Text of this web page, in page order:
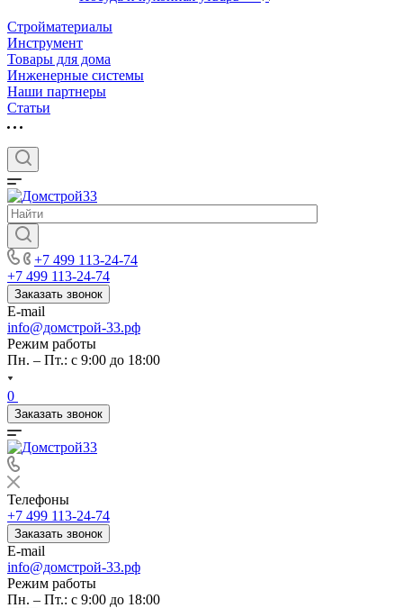
Стройматериалы
Инструмент
Товары для дома
Инженерные системы
Наши партнеры
Статьи
+7 499 113-24-74
+7 499 113-24-74
Заказать звонок
E-mail
info@домстрой-33.рф
Режим работы
Пн. – Пт.: с 9:00 до 18:00
0
Заказать звонок
Телефоны
+7 499 113-24-74
Заказать звонок
E-mail
info@домстрой-33.рф
Режим работы
Пн. – Пт.: с 9:00 до 18:00